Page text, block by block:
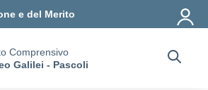
e del Merito
Comprensivo
Galilei - Pascoli